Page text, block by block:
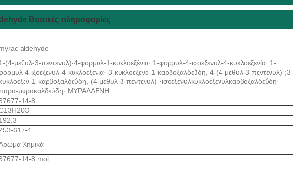
Βασικές πληροφορίες
myrac aldehyde
1-(4-μεθυλ-3-πεντενυλ)-4-φορμυλ-1-κυκλοεξένιο· 1-φορμυλ-4-ισοεξενυλ-4-κυκλοεξενία· 1-
4-ιξοεξενυλ-4-κυκλοεξενία· 3-κυκλοεξενο-1-καρβοξαλδεΰδη, 4-(4-μεθυλ-3-πεντενυλ)-;3-
κυκλοεξεν-1-καρβοξαλδεΰδη,-(4-μεθυλ-3-πεντενυλ)-·ισοεξενυλκυκλοεξενυλκαρβοξαλδεΰδη·
μυρακαλδεΰδη· ΜΥΡΑΛΔΕΝΗ
14-8
192.3
253-617-4
Χημικά
14-8.mol